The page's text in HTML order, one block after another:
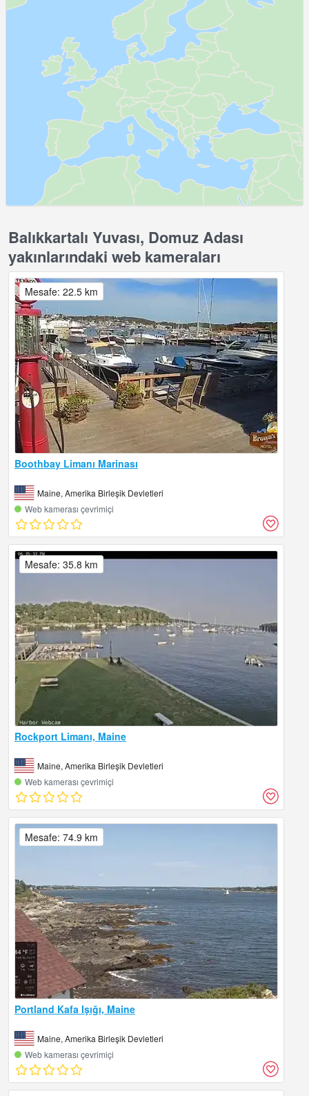
Balıkkartalı Yuvası, Domuz Adası
yakınlarındaki web kameraları
Boothbay Limanı Marinası
Maine, Amerika Birleşik Devletleri
Web kamerası çevrimiçi
Mesafe: 22.5 km
Rockport Limanı, Maine
Maine, Amerika Birleşik Devletleri
Web kamerası çevrimiçi
Mesafe: 35.8 km
Portland Kafa Işığı, Maine
Maine, Amerika Birleşik Devletleri
Web kamerası çevrimiçi
Mesafe: 74.9 km